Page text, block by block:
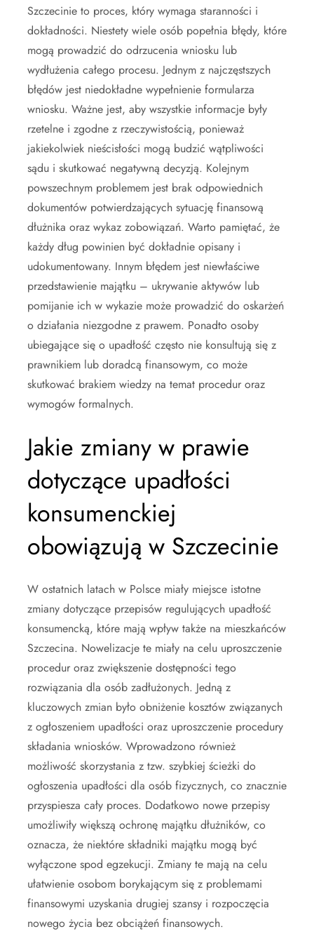
Szczecinie to proces, który wymaga staranności i
dokładności. Niestety wiele osób popełnia błędy, które
mogą prowadzić do odrzucenia wniosku lub
wydłużenia całego procesu. Jednym z najczęstszych
błędów jest niedokładne wypełnienie formularza
wniosku. Ważne jest, aby wszystkie informacje były
rzetelne i zgodne z rzeczywistością, ponieważ
jakiekolwiek nieścisłości mogą budzić wątpliwości
sądu i skutkować negatywną decyzją. Kolejnym
powszechnym problemem jest brak odpowiednich
dokumentów potwierdzających sytuację finansową
dłużnika oraz wykaz zobowiązań. Warto pamiętać, że
każdy dług powinien być dokładnie opisany i
udokumentowany. Innym błędem jest niewłaściwe
przedstawienie majątku – ukrywanie aktywów lub
pomijanie ich w wykazie może prowadzić do oskarżeń
o działania niezgodne z prawem. Ponadto osoby
ubiegające się o upadłość często nie konsultują się z
prawnikiem lub doradcą finansowym, co może
skutkować brakiem wiedzy na temat procedur oraz
wymogów formalnych.
Jakie zmiany w prawie
dotyczące upadłości
konsumenckiej
obowiązują w Szczecinie
W ostatnich latach w Polsce miały miejsce istotne
zmiany dotyczące przepisów regulujących upadłość
konsumencką, które mają wpływ także na mieszkańców
Szczecina. Nowelizacje te miały na celu uproszczenie
procedur oraz zwiększenie dostępności tego
rozwiązania dla osób zadłużonych. Jedną z
kluczowych zmian było obniżenie kosztów związanych
z ogłoszeniem upadłości oraz uproszczenie procedury
składania wniosków. Wprowadzono również
możliwość skorzystania z tzw. szybkiej ścieżki do
ogłoszenia upadłości dla osób fizycznych, co znacznie
przyspiesza cały proces. Dodatkowo nowe przepisy
umożliwiły większą ochronę majątku dłużników, co
oznacza, że niektóre składniki majątku mogą być
wyłączone spod egzekucji. Zmiany te mają na celu
ułatwienie osobom borykającym się z problemami
finansowymi uzyskania drugiej szansy i rozpoczęcia
nowego życia bez obciążeń finansowych.